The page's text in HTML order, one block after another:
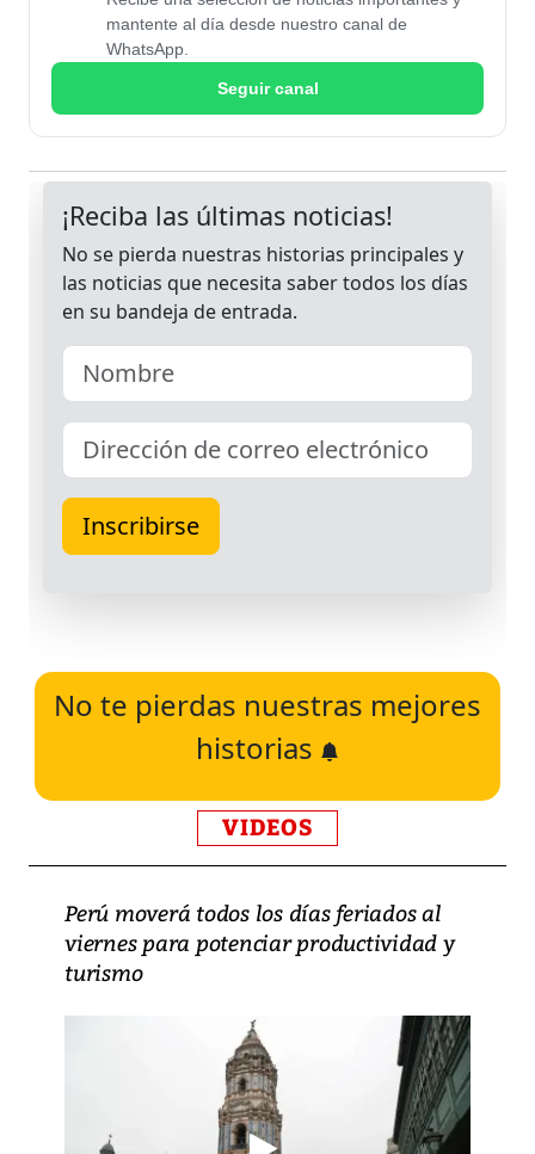
mantente al día desde nuestro canal de
WhatsApp.
Seguir canal
No te pierdas nuestras mejores
historias
VIDEOS
Perú moverá todos los días feriados al
viernes para potenciar productividad y
turismo